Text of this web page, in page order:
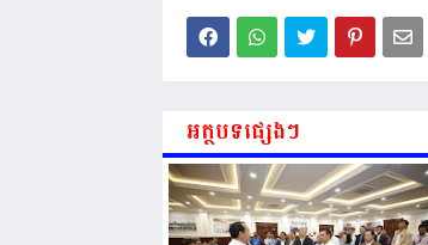
អត្ថបទផ្សេងៗ